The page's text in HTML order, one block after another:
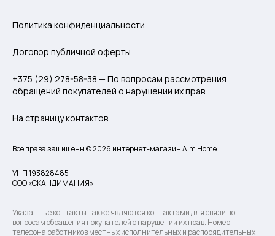
Политика конфиденциальности
Договор публичной оферты
+375 (29) 278-58-38 — По вопросам рассмотрения
обращений покупателей о нарушении их прав
На страницу контактов
Все права защищены © 2026 интернет-магазин Alm Home.
УНП 193828485
ООО «СКАНДИМАНИЯ»
Указанные контакты также являются контактами для связи по
вопросам обращения покупателей о нарушении их прав. Номер
телефона работников местных исполнительных и распорядительных